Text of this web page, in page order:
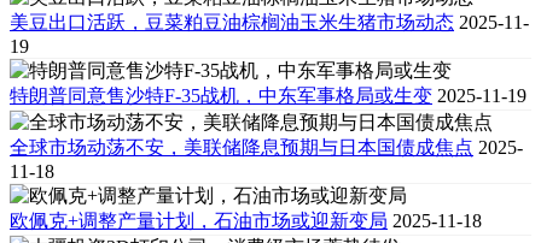
美豆出口活跃，豆菜粕豆油棕榈油玉米生猪市场动态 2025-11-
19
特朗普同意售沙特F-35战机，中东军事格局或生变 2025-11-19
全球市场动荡不安，美联储降息预期与日本国债成焦点 2025-
11-18
欧佩克+调整产量计划，石油市场或迎新变局 2025-11-18